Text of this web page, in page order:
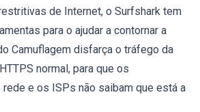
de Internet, o Surfshark tem
para o ajudar a contornar a
Camuflagem disfarça o tráfego da
normal, para que os
e os ISPs não saibam que está a